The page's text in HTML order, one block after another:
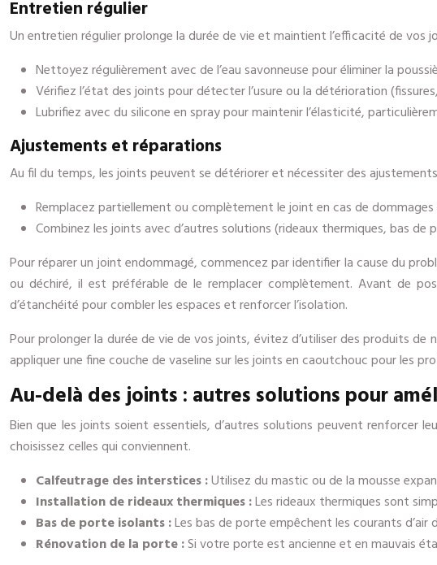
Entretien régulier
Un entretien régulier prolonge la durée de vie et maintient l’efficacité de vos
Nettoyez régulièrement avec de l’eau savonneuse pour éliminer la
Vérifiez l’état des joints pour détecter l’usure ou la détérioration
Lubrifiez avec du silicone en spray pour maintenir l’élasticité,
Ajustements et réparations
Au fil du temps, les joints peuvent se détériorer et nécessiter des
Remplacez partiellement ou complètement le joint en cas de
Combinez les joints avec d’autres solutions (rideaux thermiques, bas de
Pour réparer un joint endommagé, commencez par identifier la cause du
ou déchiré, il est préférable de le remplacer complètement. Avant de
d’étanchéité pour combler les espaces et renforcer l’isolation.
Pour prolonger la durée de vie de vos joints, évitez d’utiliser des produits
appliquer une fine couche de vaseline sur les joints en caoutchouc pour les
Au-delà des joints : autres solutions pour
Bien que les joints soient essentiels, d’autres solutions peuvent renforcer
choisissez celles qui conviennent.
Calfeutrage des interstices :Utilisez du mastic ou de la mousse
Installation de rideaux thermiques :Les rideaux thermiques sont
Bas de porte isolants :Les bas de porte empêchent les courants d’air
Rénovation de la porte :Si votre porte est ancienne et en mauvais